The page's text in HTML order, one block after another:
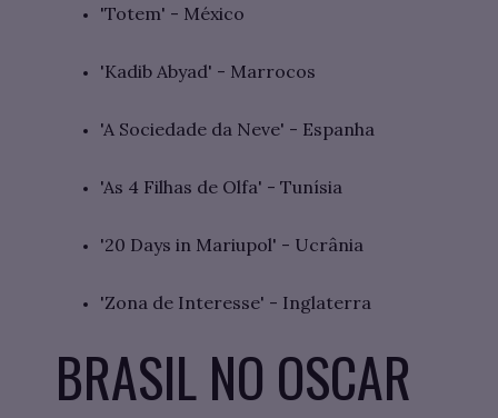
'Totem' - México
'Kadib Abyad' - Marrocos
'A Sociedade da Neve' - Espanha
'As 4 Filhas de Olfa' - Tunísia
'20 Days in Mariupol' - Ucrânia
'Zona de Interesse' - Inglaterra
BRASIL NO OSCAR